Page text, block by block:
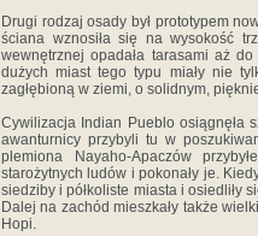
Drugi rodzaj osady był prototypem
ściana wznosiła się na wysokość
wewnętrznej opadała tarasami aż
dużych miast tego typu miały nie
zagłębioną w ziemi, o solidnym,
Cywilizacja Indian Pueblo osiągnęła
awanturnicy przybyli tu w
plemiona Nayaho-Apaczów
starożytnych ludów i pokonały je.
siedziby i półkoliste miasta i osiedliły
Dalej na zachód mieszkały także
Hopi.